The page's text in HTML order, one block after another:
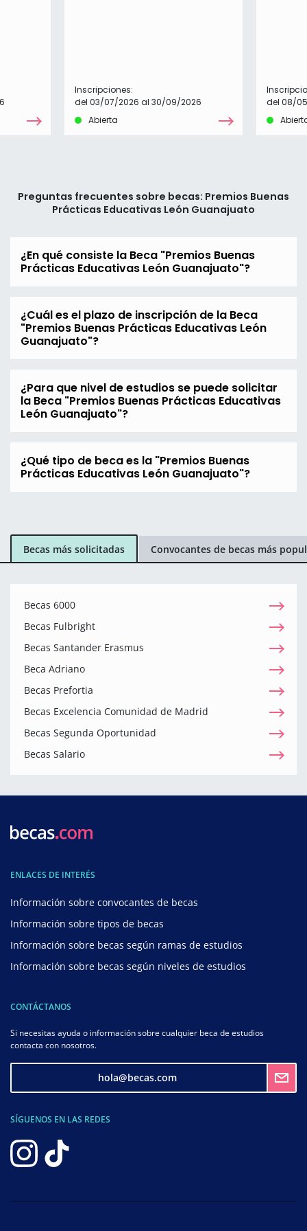
Inscripciones:
del 03/07/2026 al 30/09/2026
Abierta
del 08/
Preguntas frecuentes sobre becas: Premios Buenas
Prácticas Educativas León Guanajuato
¿En qué consiste la Beca "Premios Buenas
Prácticas Educativas León Guanajuato"?
¿Cuál es el plazo de inscripción de la Beca
"Premios Buenas Prácticas Educativas León
Guanajuato"?
¿Para que nivel de estudios se puede solicitar
la Beca "Premios Buenas Prácticas Educativas
León Guanajuato"?
¿Qué tipo de beca es la "Premios Buenas
Prácticas Educativas León Guanajuato"?
Becas más solicitadas Convocantes de becas más
Becas 6000
Becas Fulbright
Becas Santander Erasmus
Beca Adriano
Becas Prefortia
Becas Excelencia Comunidad de Madrid
Becas Segunda Oportunidad
Becas Salario
ENLACES DE INTERÉS
Información sobre convocantes de becas
Información sobre tipos de becas
Información sobre becas según ramas de estudios
Información sobre becas según niveles de estudios
CONTÁCTANOS
Si necesitas ayuda o información sobre cualquier beca de estudios
contacta con nosotros.
hola@becas.com
SÍGUENOS EN LAS REDES